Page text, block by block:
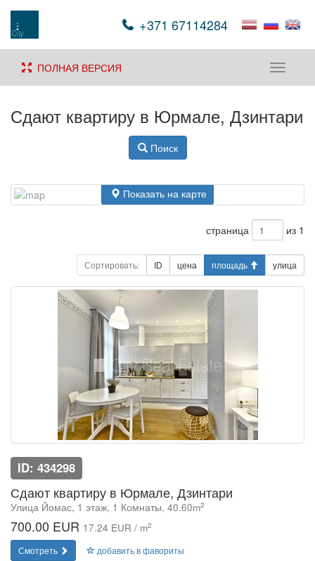
+371 67114284
Toggle
ПОЛНАЯ ВЕРСИЯ
Сдают квартиру в Юрмале, Дзинтари
Поиск
Показать на карте
страница из 1
Сортировать: ID цена площадь улица
ID: 434298
Сдают квартиру в Юрмале, Дзинтари
Улица Йомас, 1 этаж, 1 Комнаты, 40.60m2
700.00 EUR 17.24 EUR / m2
Смотреть добавить в фавориты